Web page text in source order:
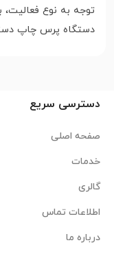
توجه به نوع
دستگاه پرس چاپ
دسترسی سریع
صفحه اصلی
خدمات
گالری
اطلاعات تماس
درباره ما